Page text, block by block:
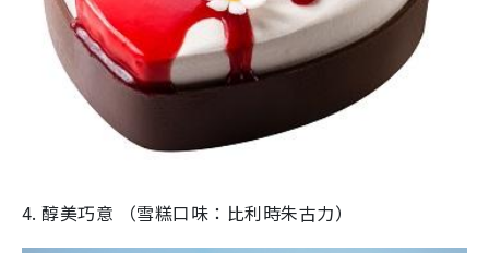
4. 醇美巧意 （雪糕口味：比利時朱古力）